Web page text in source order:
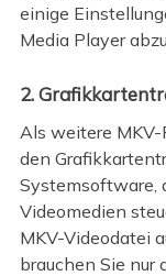
einige
Media Player
2.
Als weitere
den
Systemsoftware,
Videomedien
MKV-Videodatei
brauchen Sie nur